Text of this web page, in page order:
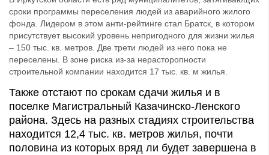
сроки программы переселения людей из аварийного жилого
фонда. Лидером в этом анти-рейтинге стал Братск, в котором
присутствует высокий уровень непригодного для жизни жилья
– 150 тыс. кв. метров. Две трети людей из него пока не
переселены. В зоне риска из-за нерасторопности
строительной компании находится 17 тыс. кв. м жилья.
Также отстают по срокам сдачи жилья и в
поселке Магистральный Казачинско-Ленского
района. Здесь на разных стадиях строительства
находится 12,4 тыс. кв. метров жилья, почти
половина из которых вряд ли будет завершена в